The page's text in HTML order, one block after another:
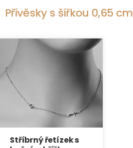
Přívěsky s šířkou 0,65 cm
Stříbrný řetízek s